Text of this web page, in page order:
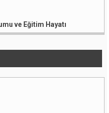
ve Eğitim Hayatı